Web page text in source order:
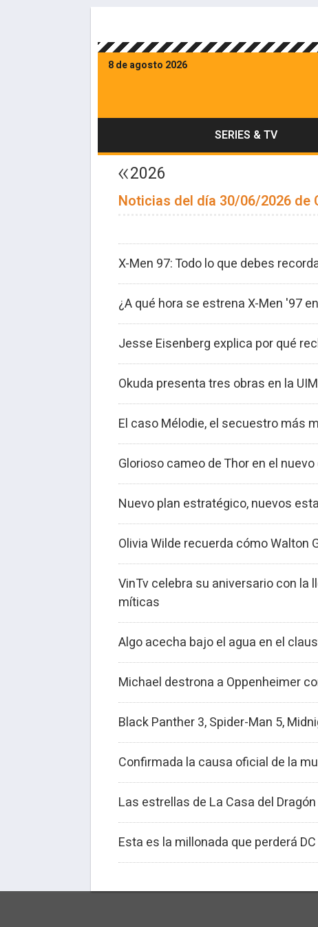
8 de agosto 2026
SERIES & TV
2026
Noticias del día 30/06/2026 de
X-Men 97: Todo lo que debes
¿A qué hora se estrena X-Men '97
Jesse Eisenberg explica por qué
Okuda presenta tres obras en la
El caso Mélodie, el secuestro más
Glorioso cameo de Thor en el
Nuevo plan estratégico, nuevos
Olivia Wilde recuerda cómo Walton
VinTv celebra su aniversario con la
míticas
Algo acecha bajo el agua en el
Michael destrona a Oppenheimer
Black Panther 3, Spider-Man 5,
Confirmada la causa oficial de la
Las estrellas de La Casa del
Esta es la millonada que perderá